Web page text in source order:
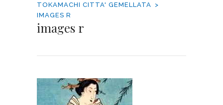
TOKAMACHI CITTA' GEMELLATA
IMAGES R
images r